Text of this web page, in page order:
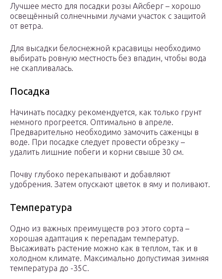
Лучшее место для посадки розы Айсберг – хорошо
освещённый солнечными лучами участок с защитой
от ветра.
Для высадки белоснежной красавицы необходимо
выбирать ровную местность без впадин, чтобы вода
не скапливалась.
Посадка
Начинать посадку рекомендуется, как только грунт
немного прогреется. Оптимально в апреле.
Предварительно необходимо замочить саженцы в
воде. При посадке следует провести обрезку –
удалить лишние побеги и корни свыше 30 см.
Почву глубоко перекапывают и добавляют
удобрения. Затем опускают цветок в яму и поливают.
Температура
Одно из важных преимуществ роз этого сорта –
хорошая адаптация к перепадам температур.
Высаживать растение можно как в теплом, так и в
холодном климате. Максимально допустимая зимняя
температура до -35С.